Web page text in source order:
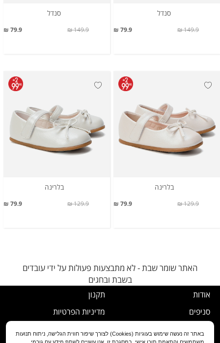
סנדל
79.9 ₪ 149.9 ₪
סנדל
79.9 ₪ 149.9 ₪
בלרינה
79.9 ₪ 129.9 ₪
בלרינה
79.9 ₪ 129.9 ₪
האתר שומר שבת - לא מתבצעות פעולות על ידי עובדים
בשבת ובחגים
אודות
סניפים
תקנון
מדיניות הפרטיות
נוהל ביטול עסקה
באתר זה נעשה שימוש בעוגיות (Cookies) לצורך שיפור חווית הגלישה, ניתוח תנועות